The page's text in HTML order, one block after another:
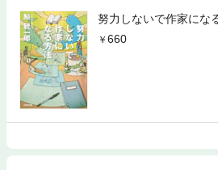
努力しないで作家にな
660